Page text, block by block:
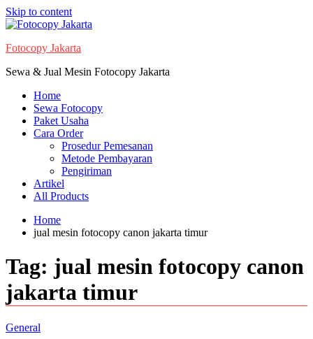
Skip to content
Fotocopy Jakarta
Sewa & Jual Mesin Fotocopy Jakarta
Home
Sewa Fotocopy
Paket Usaha
Cara Order
Prosedur Pemesanan
Metode Pembayaran
Pengiriman
Artikel
All Products
Home
jual mesin fotocopy canon jakarta timur
Tag: jual mesin fotocopy canon
jakarta timur
General